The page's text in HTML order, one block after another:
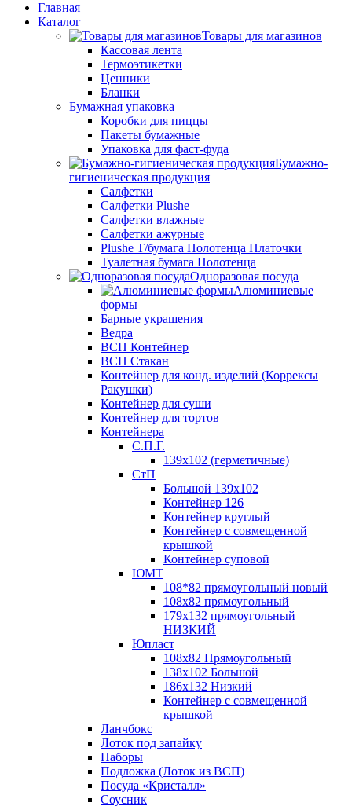
Главная
Каталог
Товары для магазинов
Кассовая лента
Термоэтикетки
Ценники
Бланки
Бумажная упаковка
Коробки для пиццы
Пакеты бумажные
Упаковка для фаст-фуда
Бумажно-
гигиеническая продукция
Салфетки
Салфетки Plushe
Салфетки влажные
Салфетки ажурные
Plushe Т/бумага Полотенца Платочки
Туалетная бумага Полотенца
Одноразовая посуда
Алюминиевые
формы
Барные украшения
Ведра
ВСП Контейнер
ВСП Стакан
Контейнер для конд. изделий (Коррексы
Ракушки)
Контейнер для суши
Контейнер для тортов
Контейнера
С.П.Г.
139х102 (герметичные)
СтП
Большой 139х102
Контейнер 126
Контейнер круглый
Контейнер с совмещенной
крышкой
Контейнер суповой
ЮМТ
108*82 прямоугольный новый
108х82 прямоугольный
179х132 прямоугольный
НИЗКИЙ
Юпласт
108х82 Прямоугольный
138х102 Большой
186х132 Низкий
Контейнер с совмещенной
крышкой
Ланчбокс
Лоток под запайку
Наборы
Подложка (Лоток из ВСП)
Посуда «Кристалл»
Соусник